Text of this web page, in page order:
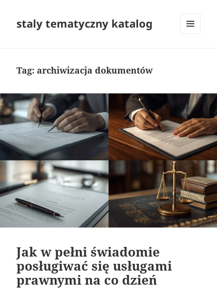
staly tematyczny katalog
Tag: archiwizacja dokumentów
Jak w pełni świadomie
posługiwać się usługami
prawnymi na co dzień